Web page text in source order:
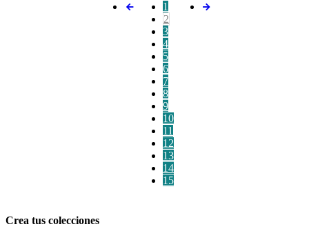
1
2
3
4
5
6
7
8
9
10
11
12
13
14
15
Crea tus colecciones